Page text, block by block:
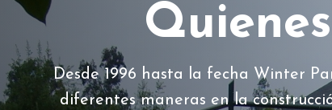
Desde 1996 hasta la fecha Winter
diferentes maneras en la